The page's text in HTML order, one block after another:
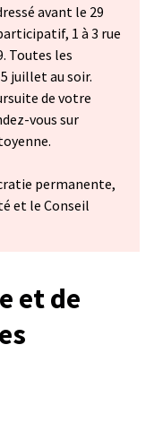
avant le 29
1 à 3 rue
Toutes les
juillet au soir.
de votre
vous sur
permanente,
et le Conseil
et de